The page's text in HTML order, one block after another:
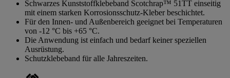
Schwarzes Kunststoffklebeband Scotchrap™ 51TT einseitig
mit einem starken Korrosionsschutz-Kleber beschichtet.
Für den Innen- und Außenbereich geeignet bei Temperaturen
von -12 °C bis +65 °C.
Die Anwendung ist einfach und bedarf keiner speziellen
Ausrüstung.
Schutzklebeband für alle Jahreszeiten.